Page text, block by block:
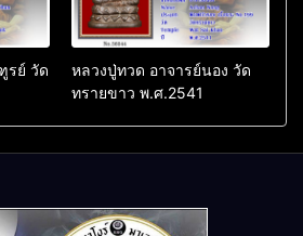
รย์ วัด
หลวงปู่ทวด อาจารย์นอง วัด
ทรายขาว พ.ศ.2541